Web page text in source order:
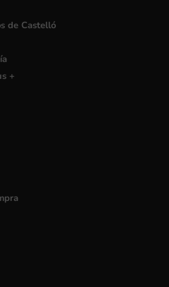
de Castelló
+